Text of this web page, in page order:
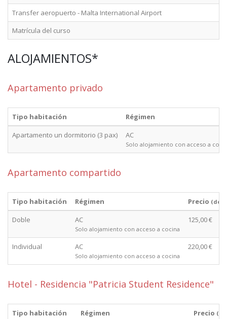
Transfer aeropuerto - Malta International Airport
Matrícula del curso
ALOJAMIENTOS*
Apartamento privado
Tipo habitación
Régimen
Apartamento un dormitorio (3 pax)
AC
Solo alojamiento con acceso a
Apartamento compartido
Tipo habitación Régimen Precio
Doble AC
Solo alojamiento con acceso a cocina
125,00 €
Individual AC
Solo alojamiento con acceso a cocina
220,00 €
Hotel - Residencia "Patricia Student Residence"
Tipo habitación Régimen Precio